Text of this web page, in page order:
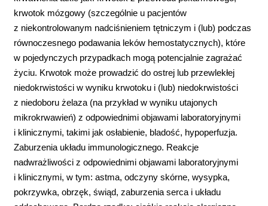
krwotok mózgowy (szczególnie u pacjentów
z niekontrolowanym nadciśnieniem tętniczym i (lub) podczas
równoczesnego podawania leków hemostatycznych), które
w pojedynczych przypadkach mogą potencjalnie zagrażać
życiu. Krwotok może prowadzić do ostrej lub przewlekłej
niedokrwistości w wyniku krwotoku i (lub) niedokrwistości
z niedoboru żelaza (na przykład w wyniku utajonych
mikrokrwawień) z odpowiednimi objawami laboratoryjnymi
i klinicznymi, takimi jak osłabienie, bladość, hypoperfuzja.
Zaburzenia układu immunologicznego. Reakcje
nadwrażliwości z odpowiednimi objawami laboratoryjnymi
i klinicznymi, w tym: astma, odczyny skórne, wysypka,
pokrzywka, obrzęk, świąd, zaburzenia serca i układu